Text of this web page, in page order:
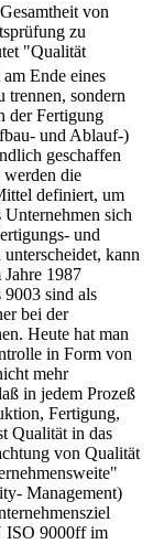
von
zu
"Qualität
Ende eines
trennen, sondern
der Fertigung
und Ablauf-)
geschaffen
werden die
definiert, um
sich
und
kann
1987
sind als
bei der
Heute hat man
in Form von
mehr
in jedem Prozeß
Fertigung,
Qualität in das
von Qualität
Management)
ISO 9000ff im